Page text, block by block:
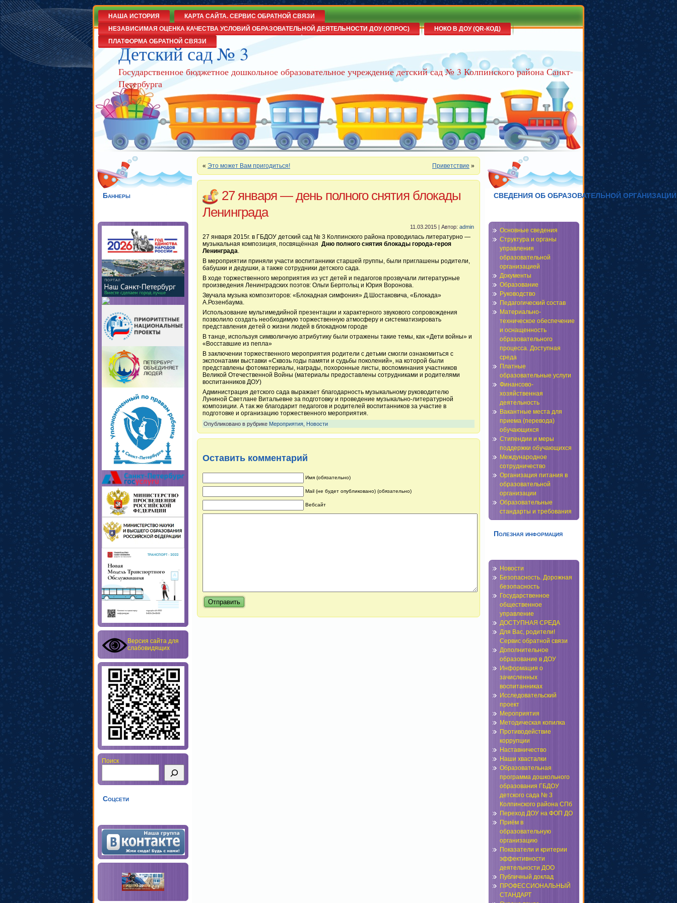
Детский сад № 3
Государственное бюджетное дошкольное образовательное учреждение детский сад № 3 Колпинского района Санкт-
Петербурга
НАША ИСТОРИЯ
КАРТА САЙТА. СЕРВИС ОБРАТНОЙ СВЯЗИ
НЕЗАВИСИМАЯ ОЦЕНКА КАЧЕСТВА УСЛОВИЙ ОБРАЗОВАТЕЛЬНОЙ ДЕЯТЕЛЬНОСТИ ДОУ (ОПРОС)
НОКО В ДОУ (QR-КОД)
ПЛАТФОРМА ОБРАТНОЙ СВЯЗИ
Баннеры
Версия сайта для
слабовидящих
Поиск
Соцсети
« Это может Вам пригодиться! Приветствие »
27 января — день полного снятия блокады
Ленинграда
11.03.2015 | Автор: admin
27 января 2015г. в ГБДОУ детский сад № 3 Колпинского района проводилась литературно —
музыкальная композиция, посвящённая Дню полного снятия блокады города-героя
Ленинграда
В мероприятии приняли участи воспитанники старшей группы, были приглашены родители,
бабушки и дедушки, а также сотрудники детского сада.
В ходе торжественного мероприятия из уст детей и педагогов прозвучали литературные
произведения Ленинградских поэтов: Ольги Берггольц и Юрия Воронова.
Звучала музыка композиторов: «Блокадная симфония» Д.Шостаковича, «Блокада»
А.Розенбаума.
Использование мультимедийной презентации и характерного звукового сопровождения
позволило создать необходимую торжественную атмосферу и систематизировать
представления детей о жизни людей в блокадном городе
В танце, используя символичную атрибутику были отражены такие темы, как «Дети войны» и
«Восставшие из пепла»
В заключении торжественного мероприятия родители с детьми смогли ознакомиться с
экспонатами выставки «Сквозь годы памяти и судьбы поколений», на которой были
представлены фотоматериалы, награды, похоронные листы, воспоминания участников
Великой Отечественной Войны (материалы предоставлены сотрудниками и родителями
воспитанников ДОУ)
Администрация детского сада выражает благодарность музыкальному руководителю
Луниной Светлане Витальевне за подготовку и проведение музыкально-литературной
композиции. А так же благодарит педагогов и родителей воспитанников за участие в
подготовке и организацию торжественного мероприятия.
Опубликовано в рубрике Мероприятия Новости
Оставить комментарий
Имя (обязательно)
Mail (не будет опубликовано) (обязательно)
Вебсайт
СВЕДЕНИЯ ОБ ОБРАЗОВАТЕЛЬНОЙ ОРГАНИЗАЦИИ
Основные сведения
Структура и органы
управления
образовательной
организацией
Документы
Образование
Руководство
Педагогический состав
Материально-
техническое обеспечение
и оснащенность
образовательного
процесса. Доступная
среда
Платные
образовательные услуги
Финансово-
хозяйственная
деятельность
Вакантные места для
приема (перевода)
обучающихся
Стипендии и меры
поддержки обучающихся
Международное
сотрудничество
Организация питания в
образовательной
организации
Образовательные
стандарты и требования
Полезная информация
Новости
Безопасность. Дорожная
безопасность
Государственное
общественное
управление
ДОСТУПНАЯ СРЕДА
Для Вас, родители!
Сервис обратной связи
Дополнительное
образование в ДОУ
Информация о
зачисленных
воспитанниках
Исследовательский
проект
Мероприятия
Методическая копилка
Противодействие
коррупции
Наставничество
Наши хвасталки
Образовательная
программа дошкольного
образования ГБДОУ
детского сада № 3
Колпинского района СПб
Переход ДОУ на ФОП ДО
Приём в
образовательную
организацию
Показатели и критерии
эффективности
деятельности ДОО
Публичный доклад
ПРОФЕССИОНАЛЬНЫЙ
СТАНДАРТ